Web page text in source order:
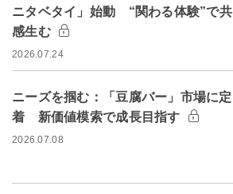
ニタベタイ」始動 “関わる体験”で共
感生む
2026.07.24
ニーズを掴む：「豆腐バー」市場に定
着 新価値模索で成長目指す
2026.07.08